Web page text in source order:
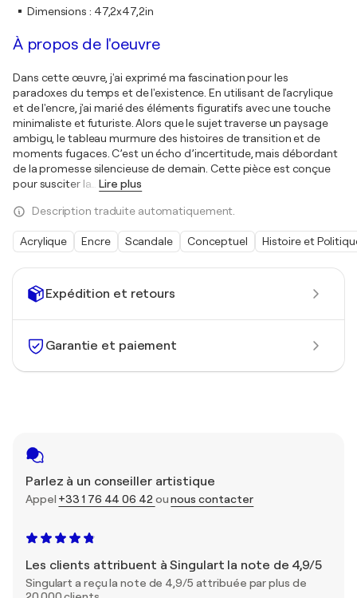
Expédition et retours
Garantie et paiement
Parlez à un conseiller artistique
Appel +33 1 76 44 06 42ounous contacter
Les clients attribuent à Singulart la note de 4,9/5
Singulart a reçu la note de 4,9/5 attribuée par plus de
Dimensions : 47,2x47,2in
À propos de l'oeuvre
Dans cette œuvre, j'ai exprimé ma fascination pour les
paradoxes du temps et de l'existence. En utilisant de l'acrylique
et de l'encre, j'ai marié des éléments figuratifs avec une touche
minimaliste et futuriste. Alors que le sujet traverse un paysage
ambigu, le tableau murmure des histoires de transition et de
moments fugaces. C’est un écho d’incertitude, mais débordant
de la promesse silencieuse de demain. Cette pièce est conçue
pour susciter la… Lire plus
Description traduite automatiquement.
Acrylique Encre Scandale Conceptuel Histoire et